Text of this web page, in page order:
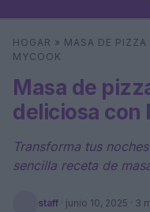
Buscar
HOGAR » MASA DE PIZZA
MYCOOK
Masa de
deliciosa con
Transforma tus
sencilla receta de
staff · junio 10, 2025 · 3